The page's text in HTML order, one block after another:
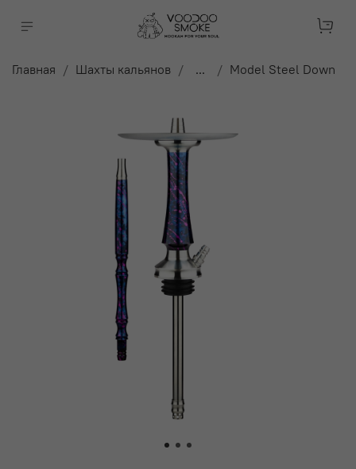
Главная Шахты кальянов ... Model Steel Down